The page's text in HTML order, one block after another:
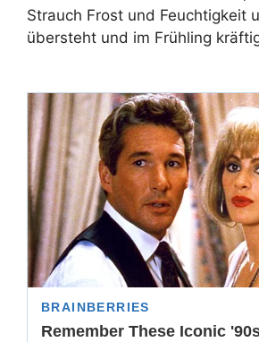
Strauch Frost und Feuchtigkeit
übersteht und im Frühling